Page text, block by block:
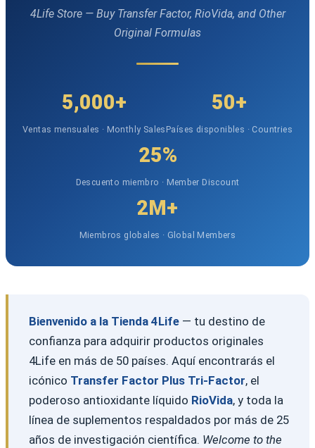
4Life Store — Buy Transfer Factor, RioVida, and Other
Original Formulas
5,000+
Ventas mensuales · Monthly Sales
50+
Países disponibles · Countries
25%
Descuento miembro · Member Discount
2M+
Miembros globales · Global Members
Bienvenido a la Tienda 4Life— tu destino de
confianza para adquirir productos originales
4Life en más de 50 países. Aquí encontrarás el
icónico Transfer Factor Plus Tri-Factor, el
poderoso antioxidante líquido RioVida, y toda la
línea de suplementos respaldados por más de 25
años de investigación científica. Welcome to the